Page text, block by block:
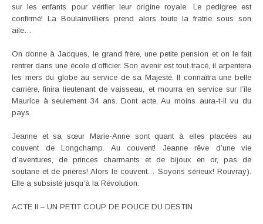
sur les enfants pour vérifier leur origine royale. Le pedigree est
confirmé! La Boulainvilliers prend alors toute la fratrie sous son
aile…
On donne à Jacques, le grand frère, une petite pension et on le fait
rentrer dans une école d’officier. Son avenir est tout tracé, il arpentera
les mers du globe au service de sa Majesté. Il connaîtra une belle
carrière, finira lieutenant de vaisseau, et mourra en service sur l’île
Maurice à seulement 34 ans. Dont acte. Au moins aura-t-il vu du
pays.
Jeanne et sa sœur Marie-Anne sont quant à elles placées au
couvent de Longchamp. Au couvent! Jeanne rêve d’une vie
d’aventures, de princes charmants et de bijoux en or, pas de
soutane et de prières! Alors le couvent… Soyons sérieux! Rouvray).
Elle a subsisté jusqu’à la Révolution.
ACTE II – UN PETIT COUP DE POUCE DU DESTIN